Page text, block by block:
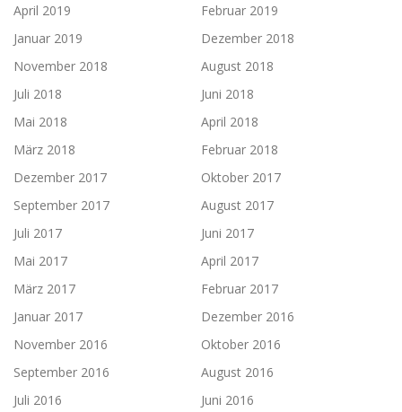
April 2019
Februar 2019
Januar 2019
Dezember 2018
November 2018
August 2018
Juli 2018
Juni 2018
Mai 2018
April 2018
März 2018
Februar 2018
Dezember 2017
Oktober 2017
September 2017
August 2017
Juli 2017
Juni 2017
Mai 2017
April 2017
März 2017
Februar 2017
Januar 2017
Dezember 2016
November 2016
Oktober 2016
September 2016
August 2016
Juli 2016
Juni 2016